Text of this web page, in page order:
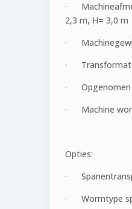
·
2,3 m, H= 3,0 m
·
·
· Opgenomen
· Machine
Opties:
·
· Wormtype